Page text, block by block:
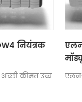
नियंत्रक
कीमत उच्च